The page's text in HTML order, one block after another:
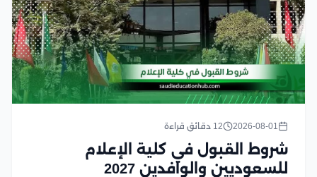
2026-08-01 12 دقائق قراءة
شروط القبول في كلية الإعلام
للسعوديين والوافدين 2027